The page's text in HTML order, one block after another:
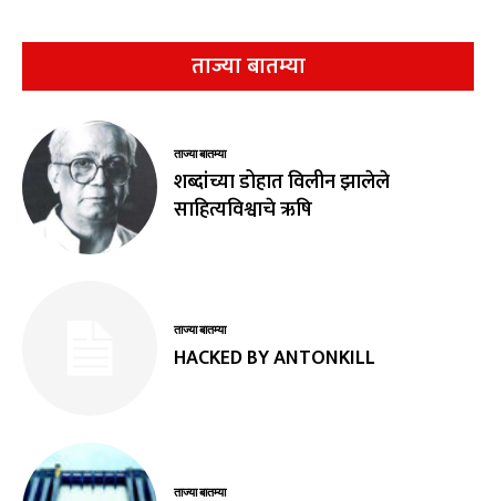
ताज्या बातम्या
ताज्या बातम्या
शब्दांच्या डोहात विलीन झालेले
साहित्यविश्वाचे ऋषि
ताज्या बातम्या
HACKED BY ANTONKILL
ताज्या बातम्या